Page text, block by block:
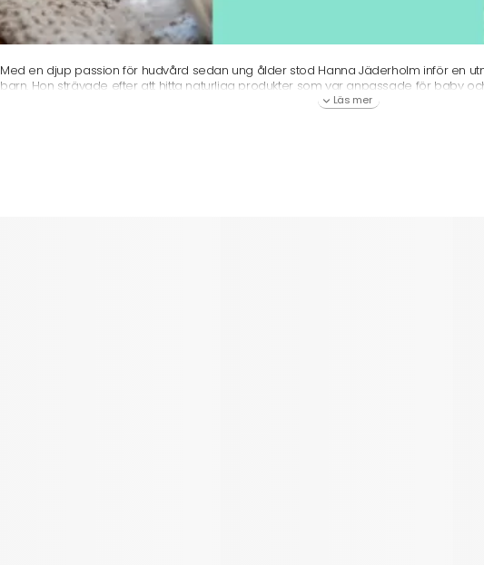
Med en djup passion för hudvård sedan ung ålder stod Hanna Jäderholm inför en
barn. Hon strävade efter att hitta naturliga produkter som var anpassade för baby
de skulle följa en hållbar strategi, från valet av råvara till slutförpackning. Trots intensiv
Läs mer